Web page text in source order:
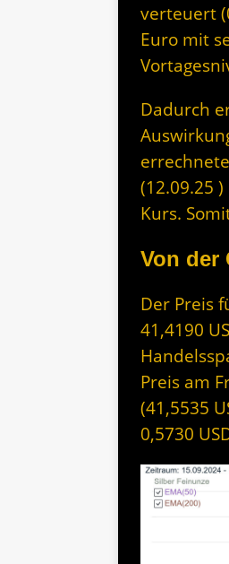
verteuert
Euro mit
Dadurch
(12.09.25
Kurs.
Von der
Der Preis
41,4190
Preis am
(41,5535
0,5730